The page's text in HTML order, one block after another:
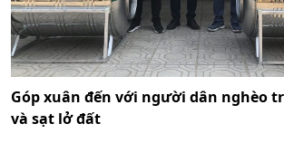
Góp xuân đến với người dân nghèo
và sạt lở đất